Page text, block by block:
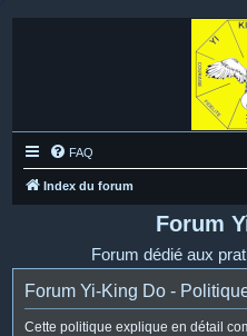
FAQ
Index du forum
Forum
Forum dédié aux
Forum Yi-King Do -
Cette politique explique en détail